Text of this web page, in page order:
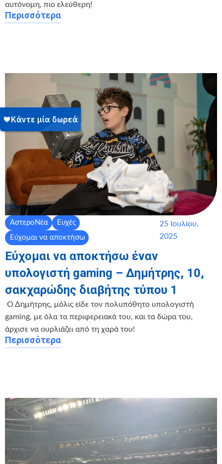
αυτόνομη, πιο ελεύθερη!
Περισσότερα
ΑστεροΝέα
Ευχές
Εύχομαι να αποκτήσω
25 Ιουλίου,
2025
Εύχομαι να αποκτήσω έναν
υπολογιστή gaming – Δημήτρης, 10,
σακχαρώδης διαβήτης τύπου 1
️ Ο Δημήτρης, μόλις είδε τον πολυπόθητο υπολογιστή
gaming, με όλα τα περιφερειακά του, και τα δώρα του,
άρχισε να ουρλιάζει από τη χαρά του!
Περισσότερα